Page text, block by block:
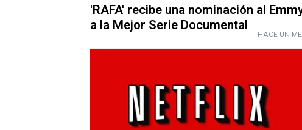
'RAFA' recibe una nominación al
a la Mejor Serie Documental
HACE UN